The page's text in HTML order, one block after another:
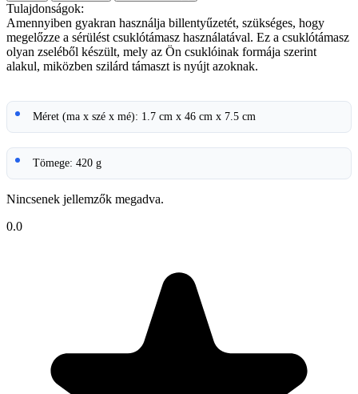
Tulajdonságok:
Amennyiben gyakran használja billentyűzetét, szükséges, hogy
megelőzze a sérülést csuklótámasz használatával. Ez a csuklótámasz
olyan zseléből készült, mely az Ön csuklóinak formája szerint
alakul, miközben szilárd támaszt is nyújt azoknak.
Méret (ma x szé x mé): 1.7 cm x 46 cm x 7.5 cm
Tömege: 420 g
Nincsenek jellemzők megadva.
0.0